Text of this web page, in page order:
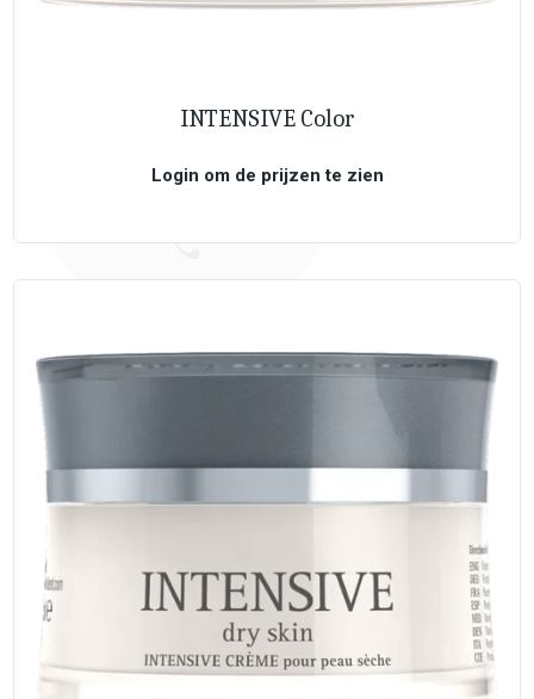
INTENSIVE Color
Login om de prijzen te zien